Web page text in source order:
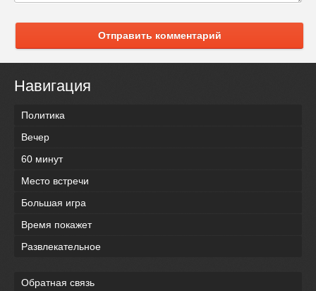
Отправить комментарий
Навигация
Политика
Вечер
60 минут
Место встречи
Большая игра
Время покажет
Развлекательное
Обратная связь